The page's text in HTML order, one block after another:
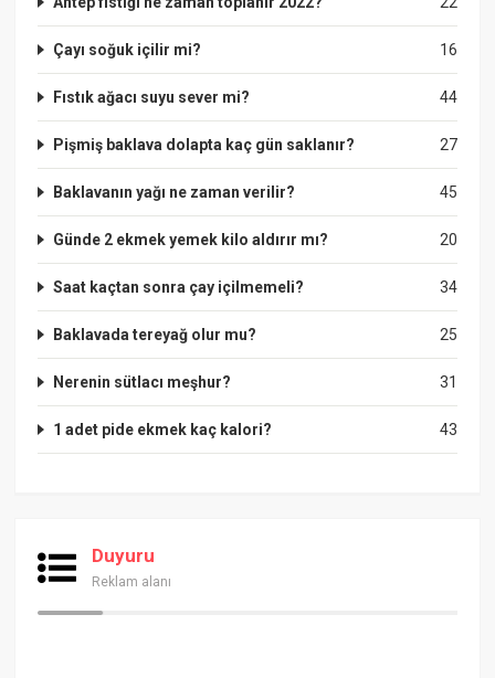
16
Çayı soğuk içilir mi?
44
Fıstık ağacı suyu sever mi?
27
Pişmiş baklava dolapta kaç gün saklanır?
45
Baklavanın yağı ne zaman verilir?
20
Günde 2 ekmek yemek kilo aldırır mı?
34
Saat kaçtan sonra çay içilmemeli?
25
Baklavada tereyağ olur mu?
31
Nerenin sütlacı meşhur?
43
1 adet pide ekmek kaç kalori?
Duyuru
Reklam alanı